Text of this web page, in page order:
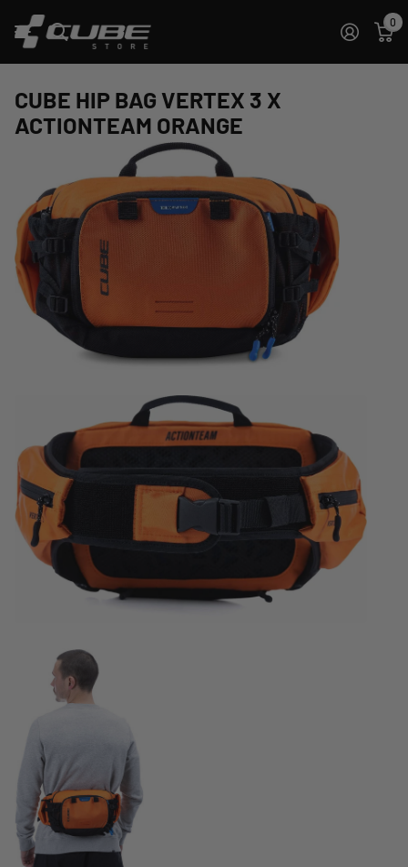
0
CUBE HIP BAG VERTEX 3 X
ACTIONTEAM ORANGE